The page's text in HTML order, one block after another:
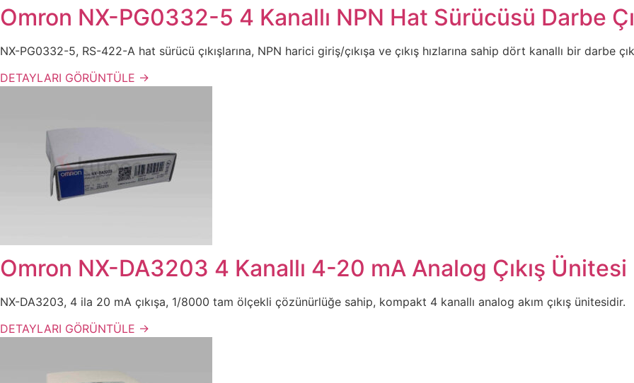
Omron NX-PG0332-5 4 Kanallı NPN Hat Sürücüsü Darbe
NX-PG0332-5, RS-422-A hat sürücü çıkışlarına, NPN harici giriş/çıkışa ve çıkış hızlarına sahip dört kanallı bir darbe
DETAYLARI GÖRÜNTÜLE →
Omron NX-DA3203 4 Kanallı 4-20 mA Analog Çıkış Ünitesi
NX-DA3203, 4 ila 20 mA çıkışa, 1/8000 tam ölçekli çözünürlüğe sahip, kompakt 4 kanallı analog akım çıkış ünitesidir.
DETAYLARI GÖRÜNTÜLE →